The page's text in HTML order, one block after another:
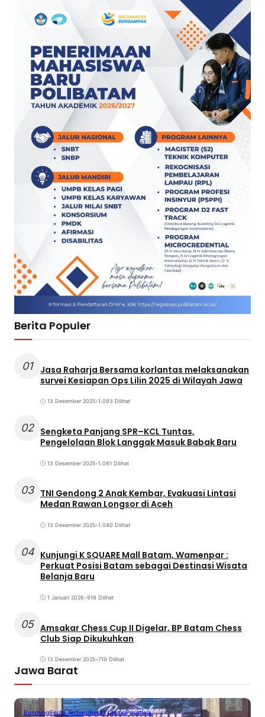
Berita Populer
01
Jasa Raharja Bersama korlantas melaksanakan
survei Kesiapan Ops Lilin 2025 di Wilayah Jawa
13 Desember 2025•1.093 Dilihat
02 Sengketa Panjang SPR–KCL Tuntas,
Pengelolaan Blok Langgak Masuk Babak Baru
13 Desember 2025•1.081 Dilihat
03 TNI Gendong 2 Anak Kembar, Evakuasi Lintasi
Medan Rawan Longsor di Aceh
13 Desember 2025•1.040 Dilihat
04 Kunjungi K SQUARE Mall Batam, Wamenpar :
Perkuat Posisi Batam sebagai Destinasi Wisata
Belanja Baru
1 Januari 2026•919 Dilihat
05 Amsakar Chess Cup II Digelar, BP Batam Chess
Club Siap Dikukuhkan
13 Desember 2025•719 Dilihat
Jawa Barat
BandungBerita TerbaruBerita UtamaPeristiwa